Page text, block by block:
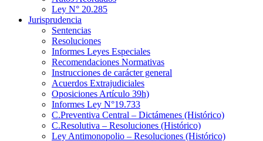
Ley N° 20.285
Jurisprudencia
Sentencias
Resoluciones
Informes Leyes Especiales
Recomendaciones Normativas
Instrucciones de carácter general
Acuerdos Extrajudiciales
Oposiciones Artículo 39h)
Informes Ley N°19.733
C.Preventiva Central – Dictámenes (Histórico)
C.Resolutiva – Resoluciones (Histórico)
Ley Antimonopolio – Resoluciones (Histórico)